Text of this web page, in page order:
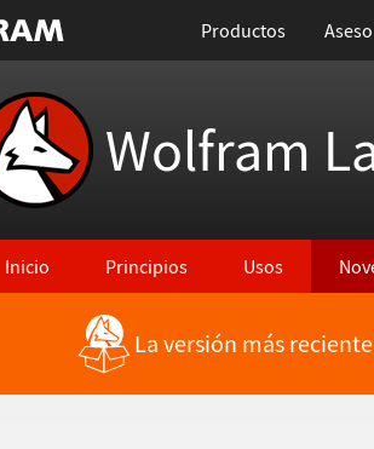
Productos
Wolfram
Inicio Principios Usos
Regresar a Características más recientes
La versión más